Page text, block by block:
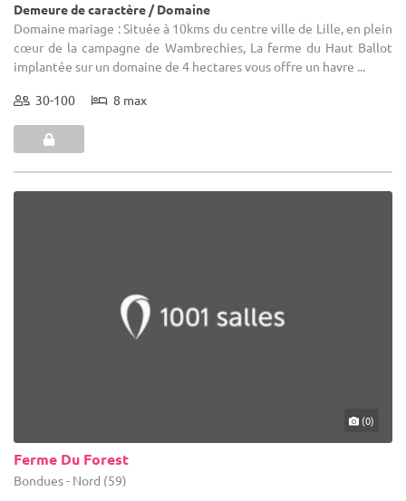
Demeure de caractère / Domaine
Domaine mariage : Située à 10kms du centre ville de Lille, en plein
cœur de la campagne de Wambrechies, La ferme du Haut Ballot
implantée sur un domaine de 4 hectares vous offre un havre ...
30-100 8 max
(0)
Ferme Du Forest
Bondues - Nord (59)